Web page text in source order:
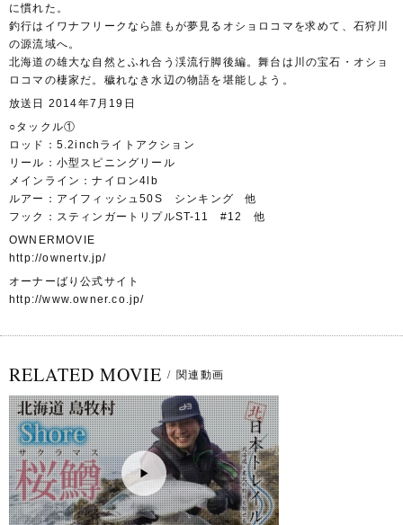
に慣れた。
釣行はイワナフリークなら誰もが夢見るオショロコマを求めて、石狩川
の源流域へ。
北海道の雄大な自然とふれ合う渓流行脚後編。舞台は川の宝石・オショ
ロコマの棲家だ。穢れなき水辺の物語を堪能しよう。
放送日 2014年7月19日
○タックル①
ロッド：5.2inchライトアクション
リール：小型スピニングリール
メインライン：ナイロン4lb
ルアー：アイフィッシュ50S シンキング 他
フック：スティンガートリプルST-11 #12 他
OWNERMOVIE
http://ownertv.jp/
オーナーばり公式サイト
http://www.owner.co.jp/
RELATED MOVIE / 関連動画